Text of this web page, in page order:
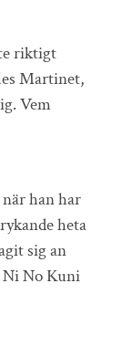
riktigt
Martinet,
Vem
han har
heta
sig an
Ni No Kuni